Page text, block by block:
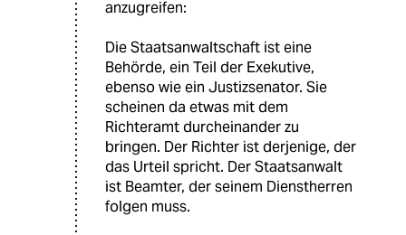
anzugreifen:
Die Staatsanwaltschaft ist eine
Behörde, ein Teil der Exekutive,
ebenso wie ein Justizsenator. Sie
scheinen da etwas mit dem
Richteramt durcheinander zu
bringen. Der Richter ist derjenige, der
das Urteil spricht. Der Staatsanwalt
ist Beamter, der seinem Dienstherren
folgen muss.